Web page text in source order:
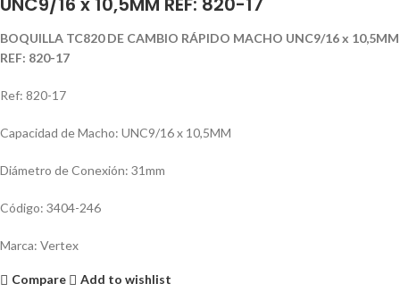
BOQUILLA TC820 DE CAMBIO RÁPIDO MACHO UNC9/16 x 10,5MM
REF: 820-17
Ref: 820-17
Capacidad de Macho: UNC9/16 x 10,5MM
Diámetro de Conexión: 31mm
Código: 3404-246
Marca: Vertex
Compare Add to wishlist